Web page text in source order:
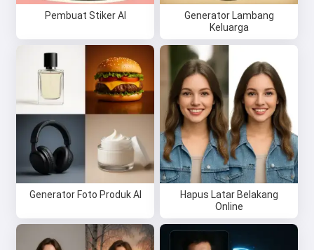
Pembuat Stiker AI
Generator Lambang
Keluarga
Generator Foto Produk AI
Hapus Latar Belakang
Online
Hai 👋
Saya bisa membuat lagu, menulis
puisi, dan ucapan selamat 🥰
Coba gratis
Saya menerima: Ketentuan Layanan
Kebijakan Privasi